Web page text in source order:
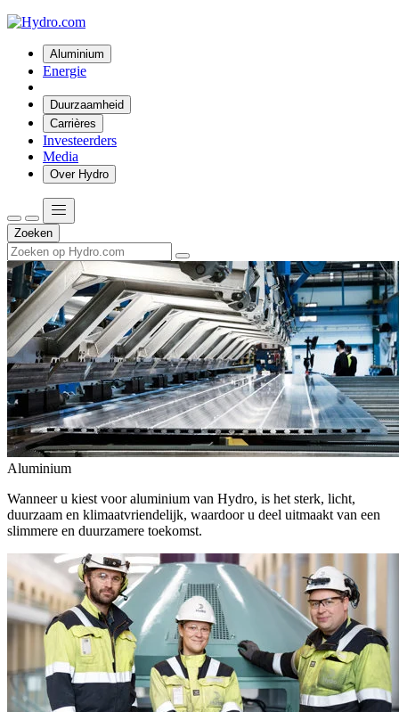
Aluminium
Energie
Duurzaamheid
Carrières
Investeerders
Media
Over Hydro
Zoeken
Aluminium
Wanneer u kiest voor aluminium van Hydro, is het sterk, licht,
duurzaam en klimaatvriendelijk, waardoor u deel uitmaakt van een
slimmere en duurzamere toekomst.